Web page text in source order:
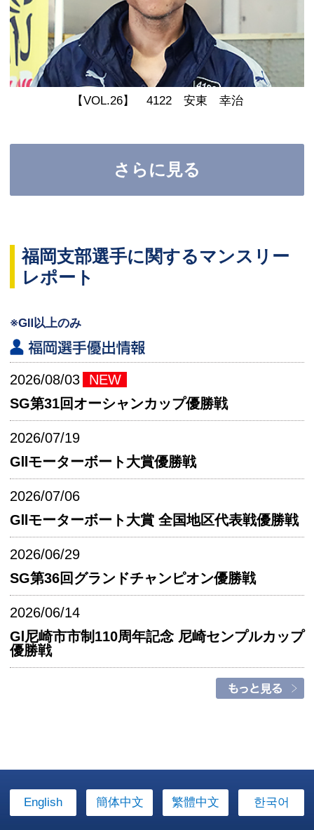
【VOL.26】 4122 安東 幸治
さらに見る
福岡支部選手に関するマンスリー
レポート
※GⅡ以上のみ
2026/08/03
NEW
SG第31回オーシャンカップ優勝戦
2026/07/19
GⅡモーターボート大賞優勝戦
2026/07/06
GⅡモーターボート大賞 全国地区代表戦優勝戦
2026/06/29
SG第36回グランドチャンピオン優勝戦
2026/06/14
GⅠ尼崎市市制110周年記念 尼崎センプルカップ
優勝戦
English 簡体中文 繁體中文 한국어